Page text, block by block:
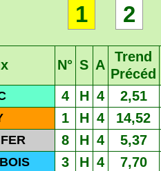
1 2
N° S A
Trend
Précéd
4 H 4 2,51
1 H 4 14,52
8 H 4 5,37
3 H 4 7,70